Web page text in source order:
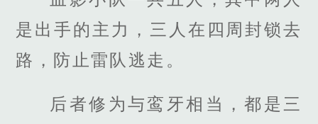
是出手的主力，三人在四周封锁去
路，防止雷队逃走。
后者修为与鸾牙相当，都是三